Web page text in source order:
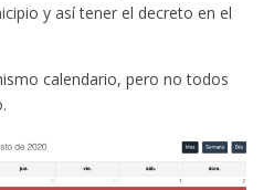
y así tener el decreto en el
calendario, pero no todos